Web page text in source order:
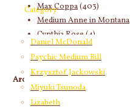
Category
Daniel McDonald
Psychic Medium Bill
Krzysztof Jackowski
Miyuki Tsunoda
Lizabeth
Max Coppa(403)
Medium Anne in Montana
Cynthia Rose (4)
Archives
2026年8月